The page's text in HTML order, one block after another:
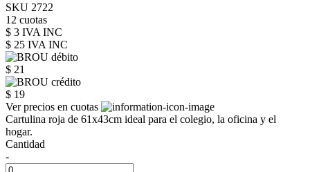
SKU 2722
12 cuotas
$ 3 IVA INC
$ 25 IVA INC
$ 21
$ 19
Ver precios en cuotas
Cartulina roja de 61x43cm ideal para el colegio, la oficina y el
hogar.
Cantidad
-